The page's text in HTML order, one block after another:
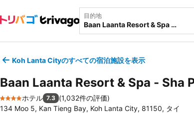
目的地
Koh Lanta Cityのすべての宿泊施設を表示
Baan Laanta Resort & Spa - Sha
4 ホテルのランク
ホテル 7.3 (1,032件の評価)
134 Moo 5, Kan Tieng Bay, Koh Lanta City, 81150, タイ